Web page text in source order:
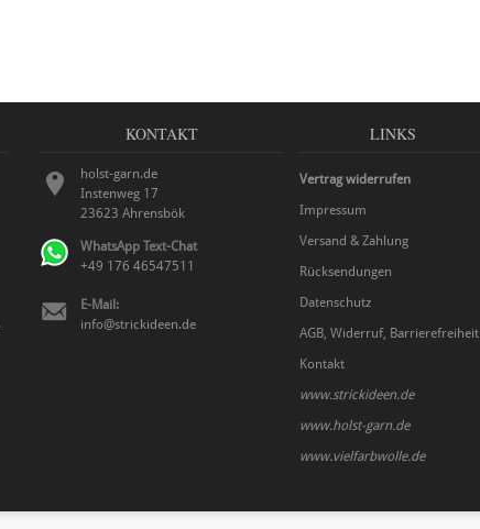
KONTAKT
holst-garn.de
Instenweg 17
23623 Ahrensbök
WhatsApp Text-Chat
+49 176 46547511
E-Mail:
info@strickideen.de
LINKS
Vertrag widerrufen
Impressum
Versand & Zahlung
Rücksendungen
Datenschutz
AGB, Widerruf, Barrierefreiheit
Kontakt
www.strickideen.de
www.holst-garn.de
www.vielfarbwolle.de